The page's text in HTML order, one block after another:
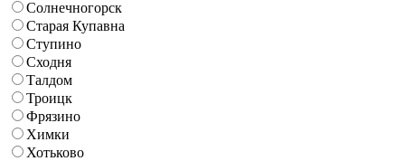
Солнечногорск
Старая Купавна
Ступино
Сходня
Талдом
Троицк
Фрязино
Химки
Хотьково